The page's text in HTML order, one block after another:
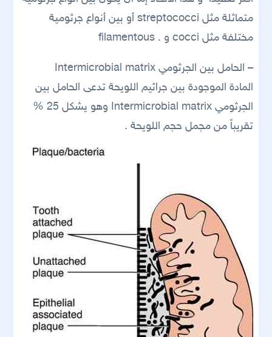
متماثلة مثل streptococci أو بين أنواع جرثومية
مختلفة مثل cocci و . filamentous
– الحامل بين الجرثومي Intermicrobial matrix
المادة الموجودة بين جراثيم اللويحة تدعى الحامل بين
الجرثومي Intermicrobial matrix وهو يشكل 25 %
تقريباً من مجمل حجم اللويحة .